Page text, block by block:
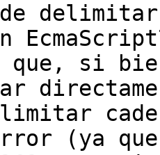
si
(ya